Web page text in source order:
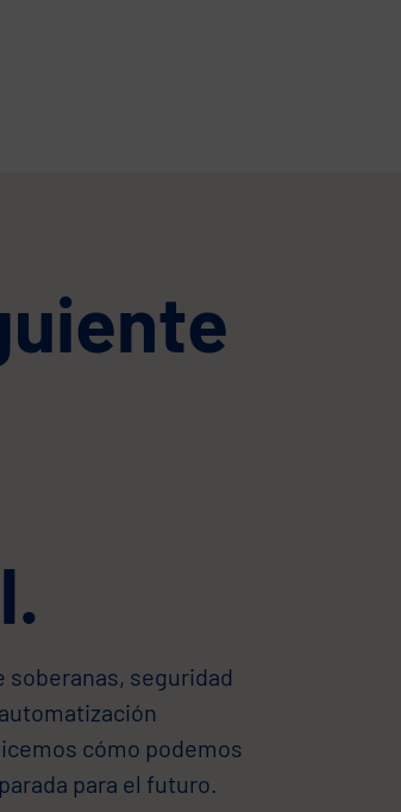
seguridad
cómo podemos
para el futuro.